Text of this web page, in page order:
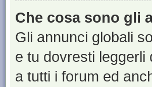
Che cosa sono gli
Gli annunci globali
e tu dovresti leggerli
a tutti i forum ed